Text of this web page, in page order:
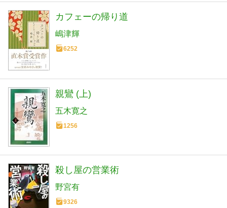
カフェーの帰り道
嶋津輝
6252
親鸞 (上)
五木寛之
1256
殺し屋の営業術
野宮有
9326